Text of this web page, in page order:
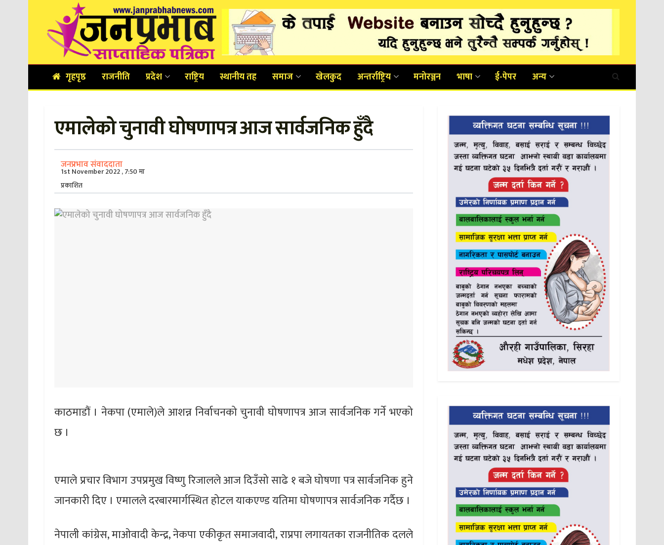
गृहपृष्ठ राजनीति प्रदेश राष्ट्रिय स्थानीय तह समाज खेलकुद अन्तर्राष्ट्रिय मनोरञ्जन भाषा ई-पेपर अन्य
एमालेको चुनावी घोषणापत्र आज सार्वजनिक हुँदै
जनप्रभाव संवाददाता
1st November 2022 , 7:50 मा
प्रकाशित
काठमाडौं । नेकपा (एमाले)ले आशन्न निर्वाचनको चुनावी घोषणापत्र आज सार्वजनिक गर्ने भएको
छ ।
एमाले प्रचार विभाग उपप्रमुख विष्णु रिजालले आज दिउँसो साढे १ बजे घोषणा पत्र सार्वजनिक हुने
जानकारी दिए । एमालले दरबारमार्गस्थित होटल याकएण्ड यतिमा घोषणापत्र सार्वजनिक गर्दैछ ।
नेपाली कांग्रेस, माओवादी केन्द्र, नेकपा एकीकृत समाजवादी, राप्रपा लगायतका राजनीतिक दलले